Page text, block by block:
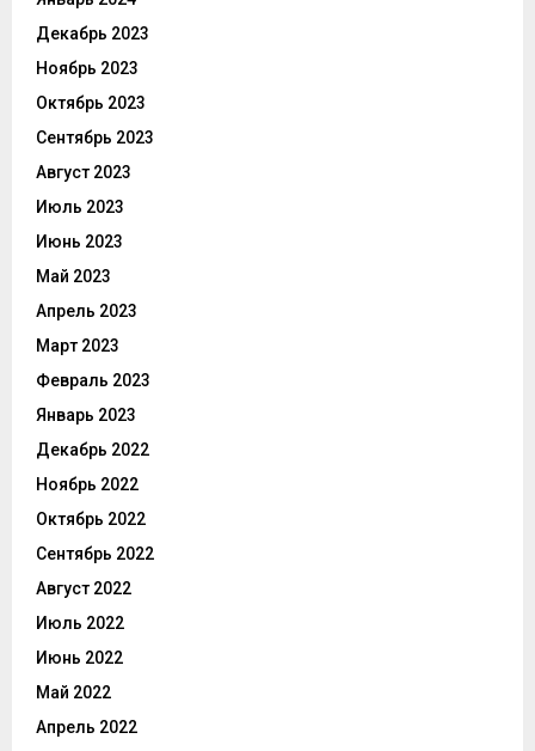
Декабрь 2023
Ноябрь 2023
Октябрь 2023
Сентябрь 2023
Август 2023
Июль 2023
Июнь 2023
Май 2023
Апрель 2023
Март 2023
Февраль 2023
Январь 2023
Декабрь 2022
Ноябрь 2022
Октябрь 2022
Сентябрь 2022
Август 2022
Июль 2022
Июнь 2022
Май 2022
Апрель 2022